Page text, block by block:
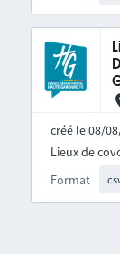
créé le 08/
Format
Lieux de